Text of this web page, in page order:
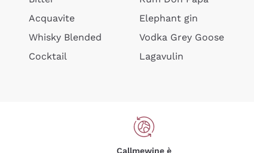
Acquavite
Whisky Blended
Cocktail
Elephant gin
Vodka Grey Goose
Lagavulin
Callmewine è